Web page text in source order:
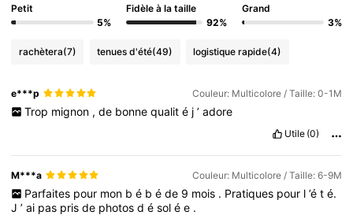
Petit
5%
Fidèle à la taille
92%
Grand
3%
rachètera(7) tenues d'été(49) logistique rapide(4)
e***p Couleur: Multicolore / Taille: 0-1M
Trop mignon , de bonne qualit é j ’ adore
Utile (0)
M***a Couleur: Multicolore / Taille: 6-9M
Parfaites pour mon b é b é de 9 mois . Pratiques pour l ’é t é.
J’ai pas prisde photosdésolée .